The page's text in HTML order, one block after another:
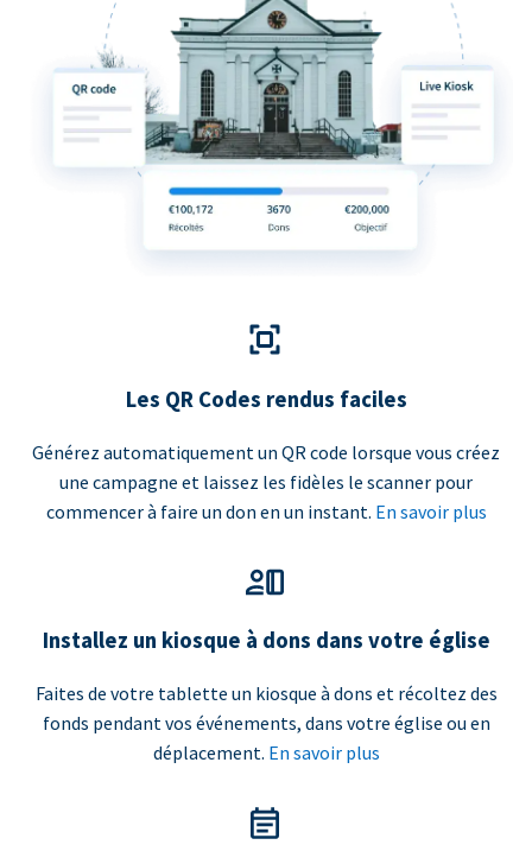
Les QR Codes rendus faciles
Générez automatiquement un QR code lorsque vous créez
une campagne et laissez les fidèles le scanner pour
commencer à faire un don en un instant. En savoir plus
Installez un kiosque à dons dans votre église
Faites de votre tablette un kiosque à dons et récoltez des
fonds pendant vos événements, dans votre église ou en
déplacement. En savoir plus